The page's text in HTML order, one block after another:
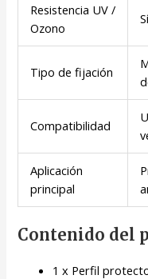
Resistencia UV /
Ozono
Tipo de fijación
Compatibilidad
Aplicación
principal
Contenido del
1 x Perfil